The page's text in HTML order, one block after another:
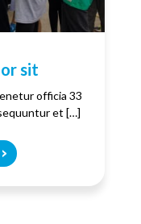
sit
officia 33
et […]